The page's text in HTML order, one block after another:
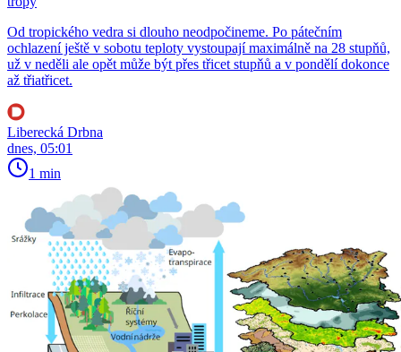
Od tropického vedra si dlouho neodpočineme. Po pátečním
ochlazení ještě v sobotu teploty vystoupají maximálně na 28 stupňů,
už v neděli ale opět může být přes třicet stupňů a v pondělí dokonce
až třiatřicet.
Liberecká Drbna
dnes, 05:01
1 min